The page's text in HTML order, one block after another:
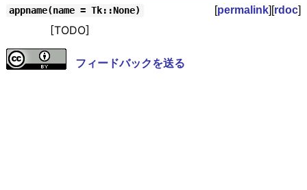
appname(name = Tk::None) [permalink][rdoc]
[TODO]
フィードバックを送る